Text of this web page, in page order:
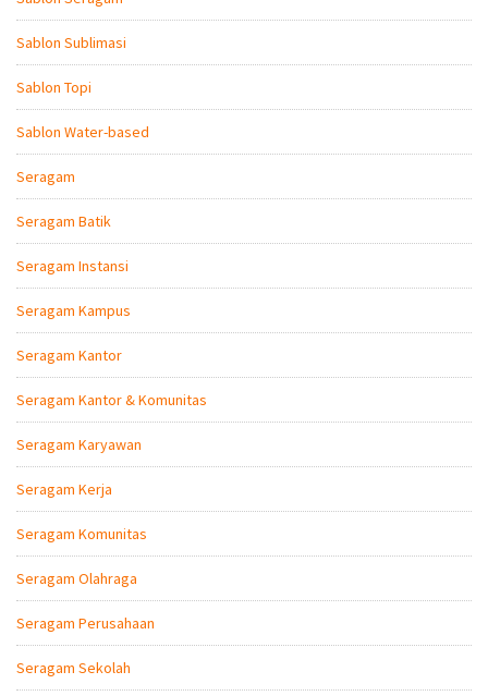
Sablon Sublimasi
Sablon Topi
Sablon Water-based
Seragam
Seragam Batik
Seragam Instansi
Seragam Kampus
Seragam Kantor
Seragam Kantor & Komunitas
Seragam Karyawan
Seragam Kerja
Seragam Komunitas
Seragam Olahraga
Seragam Perusahaan
Seragam Sekolah